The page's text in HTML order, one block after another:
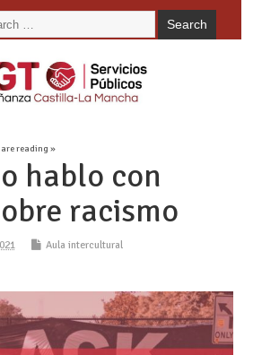
are reading »
hablo con
racismo
Aula intercultural